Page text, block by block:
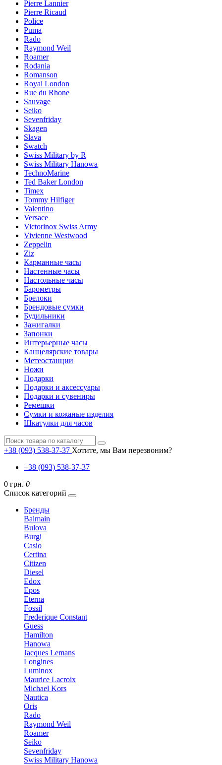
Pierre Lannier
Pierre Ricaud
Police
Puma
Rado
Raymond Weil
Roamer
Rodania
Romanson
Royal London
Rue du Rhone
Sauvage
Seiko
Sevenfriday
Skagen
Slava
Swatch
Swiss Military by R
Swiss Military Hanowa
TechnoMarine
Ted Baker London
Timex
Tommy Hilfiger
Valentino
Versace
Victorinox Swiss Army
Vivienne Westwood
Zeppelin
Ziz
Карманные часы
Настенные часы
Настольные часы
Барометры
Брелоки
Брендовые сумки
Будильники
Зажигалки
Запонки
Интерьерные часы
Канцелярские товары
Метеостанции
Ножи
Подарки
Подарки и аксессуары
Подарки и сувениры
Ремешки
Сумки и кожаные изделия
Шкатулки для часов
+38 (093) 538-37-37 Хотите, мы Вам перезвоним?
+38 (093) 538-37-37
0 грн. 0
Список категорий
Бренды
Balmain
Bulova
Burgi
Casio
Certina
Citizen
Diesel
Edox
Epos
Eterna
Fossil
Frederique Constant
Guess
Hamilton
Hanowa
Jacques Lemans
Longines
Luminox
Maurice Lacroix
Michael Kors
Nautica
Oris
Rado
Raymond Weil
Roamer
Seiko
Sevenfriday
Swiss Military Hanowa